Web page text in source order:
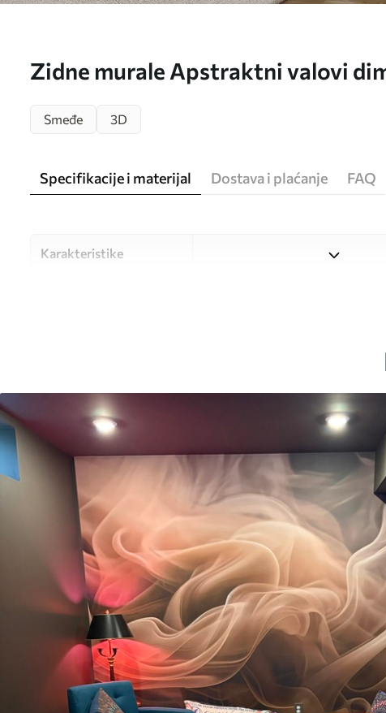
Zidne murale Apstraktni valovi
Smeđe 3D
Specifikacije i materijal Dostava i plaćanje FAQ
Karakteristike
Broj artikla
Proizvodnja
Slika se ispisuje u veličini koju
širine do 50 cm.
Dodatno Možete dodati premaz od laka
Čišćenje
Tapete se mogu nježno čistiti
čistiti vodom.
Način primjene Besprijekorna primjena
Dostupni materijali
Standard